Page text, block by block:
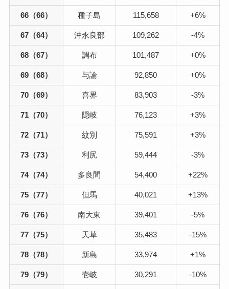
66（66） 種子島 115,658 +6%
67（64） 沖永良部 109,262 -4%
68（67） 調布 101,487 +0%
69（68） 与論 92,850 +0%
70（69） 喜界 83,903 -3%
71（70） 隠岐 76,123 +3%
72（71） 紋別 75,591 +3%
73（73） 利尻 59,444 -3%
74（74） 多良間 54,400 +22%
75（77） 但馬 40,021 +13%
76（76） 南大東 39,401 -5%
77（75） 天草 35,483 -15%
78（78） 新島 33,974 +1%
79（79） 壱岐 30,291 -10%